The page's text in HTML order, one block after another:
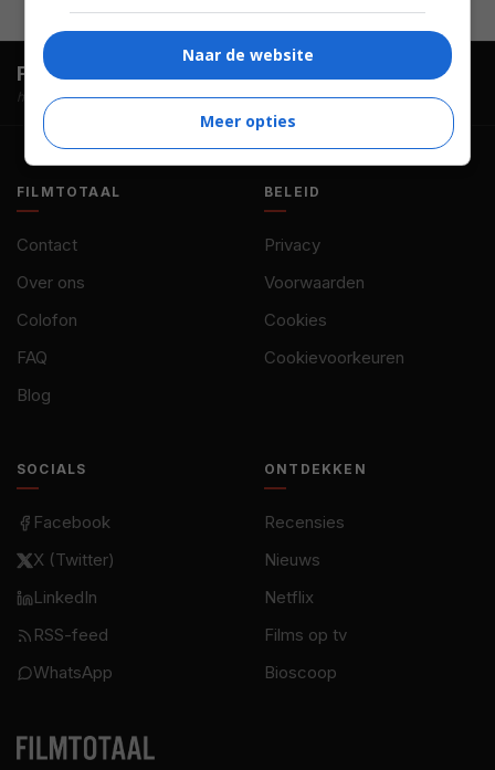
FilmTotaal.
hosted by
FILMTOTAAL
Contact
Over ons
Colofon
FAQ
Blog
BELEID
Privacy
Voorwaarden
Cookies
Cookievoorkeuren
SOCIALS
Facebook
X (Twitter)
LinkedIn
RSS-feed
WhatsApp
ONTDEKKEN
Recensies
Nieuws
Netflix
Films op tv
Bioscoop
Naar de website
Meer opties